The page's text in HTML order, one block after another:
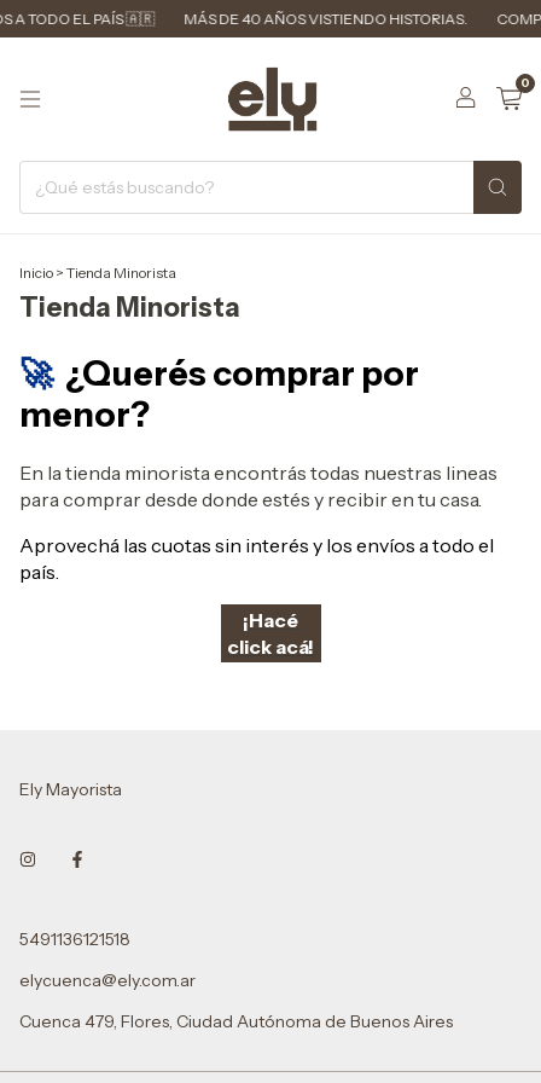
A TODO EL PAÍS 🇦🇷 MÁS DE 40 AÑOS VISTIENDO HISTORIAS.
0
Inicio > Tienda Minorista
Tienda Minorista
🚀 ¿Querés comprar por
menor?
En la tienda minorista encontrás todas nuestras lineas
para comprar desde donde estés y recibir en tu casa.
Aprovechá las cuotas sin interés y los envíos a todo el
país.
¡Hacé
click acá!
Ely Mayorista
5491136121518
elycuenca@ely.com.ar
Cuenca 479, Flores, Ciudad Autónoma de Buenos Aires